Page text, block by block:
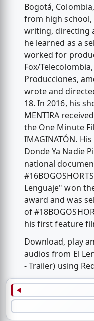
Bogotá,
from high
writing, directing
he learned as a
worked for
Fox/
Producciones,
wrote and
18. In 2016, his
MENTIRA
the One Minute
IMAGINATÓN.
Donde Ya Nadie
national
Lenguaje" won
award and was
of
his first feature
Download, play
audios from El
- Trailer) using